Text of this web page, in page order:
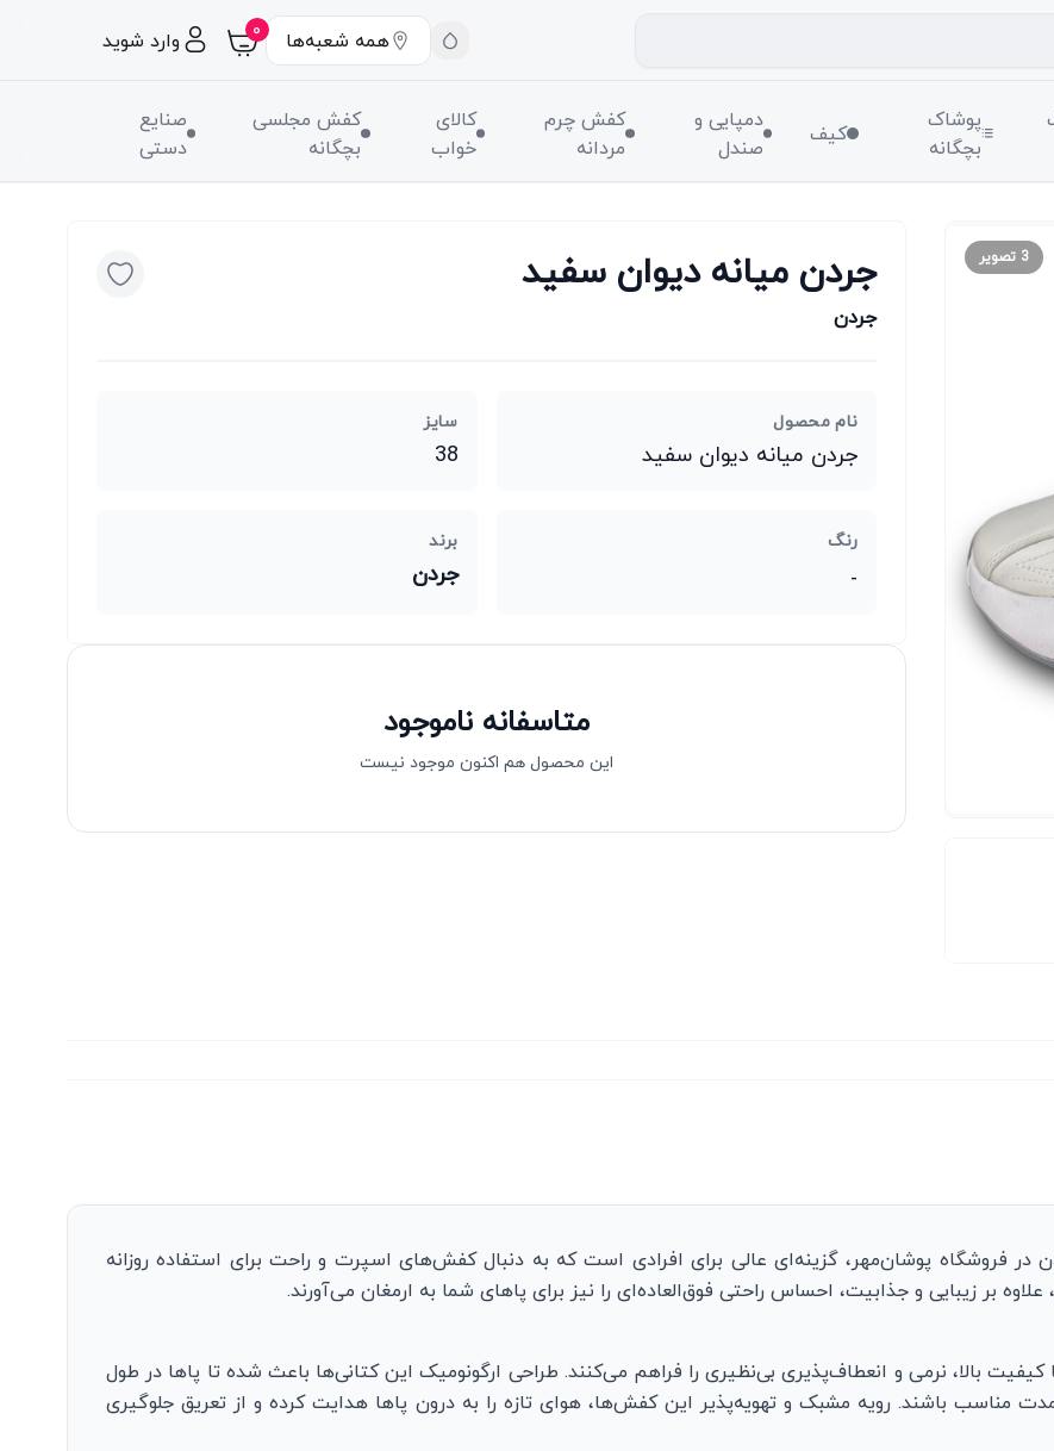
همه شعبه‌ها ۰ وارد شوید
پوشاک
بچگانه
کیف
دمپایی و
صندل
کفش چرم
مردانه
کالای
خواب
کفش مجلسی
بچگانه
صنایع
دستی
3 تصویر جردن میانه دیوان سفید
جردن
نام محصول
جردن میانه دیوان سفید
سایز
38
رنگ
-
برند
جردن
متاسفانه ناموجود
این محصول هم اکنون موجود نیست
در فروشگاه پوشان‌مهر، گزینه‌ای عالی برای افرادی است که به دنبال کفش‌های اسپرت و راحت برای استفاده روزانه
بر زیبایی و جذابیت، احساس راحتی فوق‌العاده‌ای را نیز برای پاهای شما به ارمغان می‌آورند.
کیفیت بالا، نرمی و انعطاف‌پذیری بی‌نظیری را فراهم می‌کنند. طراحی ارگونومیک این کتانی‌ها باعث شده تا پاها در طول
مناسب باشند. رویه مشبک و تهویه‌پذیر این کفش‌ها، هوای تازه را به درون پاها هدایت کرده و از تعریق جلوگیری